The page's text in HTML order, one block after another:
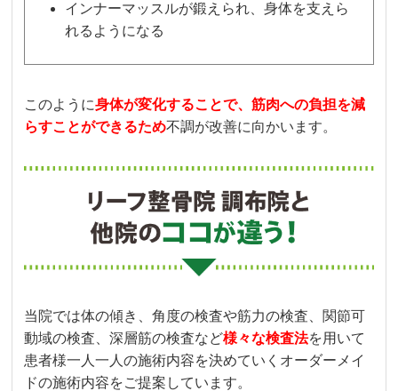
インナーマッスルが鍛えられ、身体を支えら
れるようになる
このように身体が変化することで、筋肉への負担を減
らすことができるため不調が改善に向かいます。
当院では体の傾き、角度の検査や筋力の検査、関節可
動域の検査、深層筋の検査など様々な検査法を用いて
患者様一人一人の施術内容を決めていくオーダーメイ
ドの施術内容をご提案しています。